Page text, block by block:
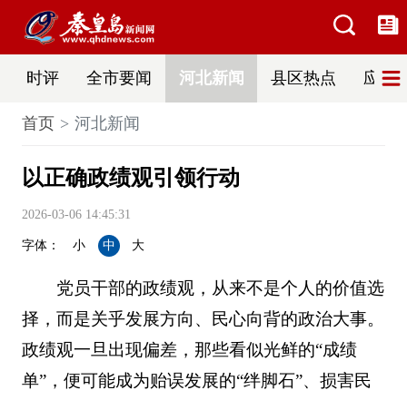
时评 全市要闻 河北新闻 县区热点 应急
首页 河北新闻
以正确政绩观引领行动
2026-03-06 14:45:31
字体： 小 中 大
党员干部的政绩观，从来不是个人的价值选
择，而是关乎发展方向、民心向背的政治大事。
政绩观一旦出现偏差，那些看似光鲜的“成绩
单”，便可能成为贻误发展的“绊脚石”、损害民